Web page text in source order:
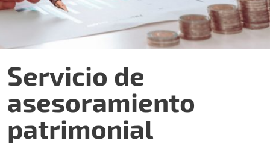
Servicio de
asesoramiento
patrimonial